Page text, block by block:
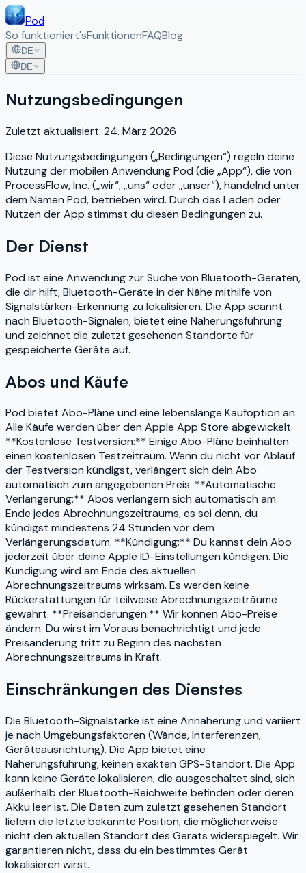
Pod
So funktioniert'sFunktionenFAQBlog
DE
DE
Nutzungsbedingungen
Zuletzt aktualisiert: 24. März 2026
Diese Nutzungsbedingungen („Bedingungen“) regeln deine
Nutzung der mobilen Anwendung Pod (die „App“), die von
ProcessFlow, Inc. („wir“, „uns“ oder „unser“), handelnd unter
dem Namen Pod, betrieben wird. Durch das Laden oder
Nutzen der App stimmst du diesen Bedingungen zu.
Der Dienst
Pod ist eine Anwendung zur Suche von Bluetooth-Geräten,
die dir hilft, Bluetooth-Geräte in der Nähe mithilfe von
Signalstärken-Erkennung zu lokalisieren. Die App scannt
nach Bluetooth-Signalen, bietet eine Näherungsführung
und zeichnet die zuletzt gesehenen Standorte für
gespeicherte Geräte auf.
Abos und Käufe
Pod bietet Abo-Pläne und eine lebenslange Kaufoption an.
Alle Käufe werden über den Apple App Store abgewickelt.
**Kostenlose Testversion:** Einige Abo-Pläne beinhalten
einen kostenlosen Testzeitraum. Wenn du nicht vor Ablauf
der Testversion kündigst, verlängert sich dein Abo
automatisch zum angegebenen Preis. **Automatische
Verlängerung:** Abos verlängern sich automatisch am
Ende jedes Abrechnungszeitraums, es sei denn, du
kündigst mindestens 24 Stunden vor dem
Verlängerungsdatum. **Kündigung:** Du kannst dein Abo
jederzeit über deine Apple ID-Einstellungen kündigen. Die
Kündigung wird am Ende des aktuellen
Abrechnungszeitraums wirksam. Es werden keine
Rückerstattungen für teilweise Abrechnungszeiträume
gewährt. **Preisänderungen:** Wir können Abo-Preise
ändern. Du wirst im Voraus benachrichtigt und jede
Preisänderung tritt zu Beginn des nächsten
Abrechnungszeitraums in Kraft.
Einschränkungen des Dienstes
Die Bluetooth-Signalstärke ist eine Annäherung und variiert
je nach Umgebungsfaktoren (Wände, Interferenzen,
Geräteausrichtung). Die App bietet eine
Näherungsführung, keinen exakten GPS-Standort. Die App
kann keine Geräte lokalisieren, die ausgeschaltet sind, sich
außerhalb der Bluetooth-Reichweite befinden oder deren
Akku leer ist. Die Daten zum zuletzt gesehenen Standort
liefern die letzte bekannte Position, die möglicherweise
nicht den aktuellen Standort des Geräts widerspiegelt. Wir
garantieren nicht, dass du ein bestimmtes Gerät
lokalisieren wirst.